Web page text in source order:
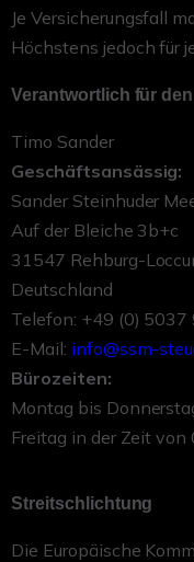
Je Versicherungsfall
Höchstens jedoch für
Verantwortlich für
Timo Sander
Geschäftsansässig:
Sander Steinhuder
Auf der Bleiche 3b+c
31547 Rehburg-
Deutschland
Telefon: +49 (0)
E-Mail: info@ssm-
Bürozeiten:
Montag bis
Freitag in der Zeit
Streitschlichtung
Die Europäische